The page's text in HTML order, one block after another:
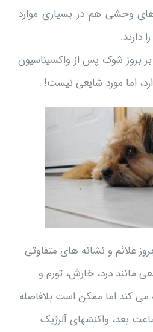
وحشی هم در بسیاری موارد
دارند.
بروز شوک پس از واکسیناسیون
اما مورد شایعی نیست!
علائم و نشانه های متفاوتی
مانند درد، خارش، تورم و
کند اما ممکن است بلافاصله
بعد، واکنشهای آلرژیک